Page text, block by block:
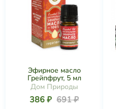
Эфирное масло
Грейпфрут, 5 мл
Дом Природы
386 ₽ 691 ₽